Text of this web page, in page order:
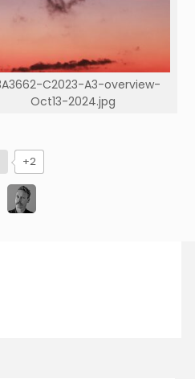
C2023-A3-overview-
Oct13-2024.jpg
+2